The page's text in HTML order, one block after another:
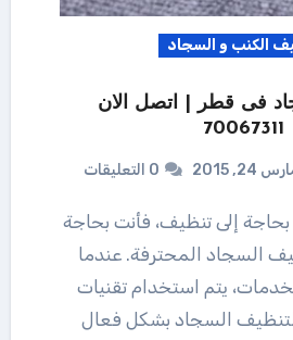
الكنب و السجاد
فى قطر | اتصل الان
70067311
24, 2015 0 التعليقات
السجاد المحترفة. عندما
يتم استخدام تقنيات
السجاد بشكل فعال